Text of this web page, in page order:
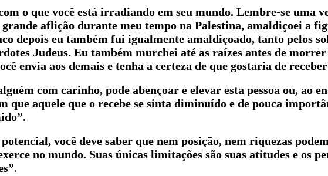
o que você está irradiando em seu mundo. Lembre-se uma
aflição durante meu tempo na Palestina, amaldiçoei a
depois eu também fui igualmente amaldiçoado, tanto pelos
Judeus. Eu também murchei até as raízes antes de
envia aos demais e tenha a certeza de que gostaria de
com carinho, pode abençoar e elevar esta pessoa ou, ao
que aquele que o recebe se sinta diminuído e de pouca
você deve saber que nem posição, nem riquezas
no mundo. Suas únicas limitações são suas atitudes e os